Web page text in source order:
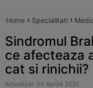
Home › Specialitati ›
Sindromul
ce afecteaza
cat si rinichii?
Actualizat: 04 Aprilie 2025